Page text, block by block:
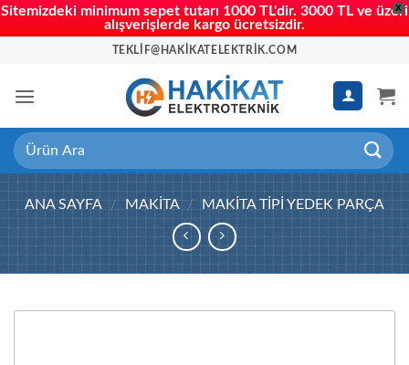
X
Sitemizdeki minimum sepet tutarı 1000 TL'dir. 3000 TL ve üzeri
alışverişlerde kargo ücretsizdir.
TEKLIF@HAKIKATELEKTRIK.COM
Ara:
ANA SAYFA / MAKITA / MAKITA TIPI YEDEK PARÇA